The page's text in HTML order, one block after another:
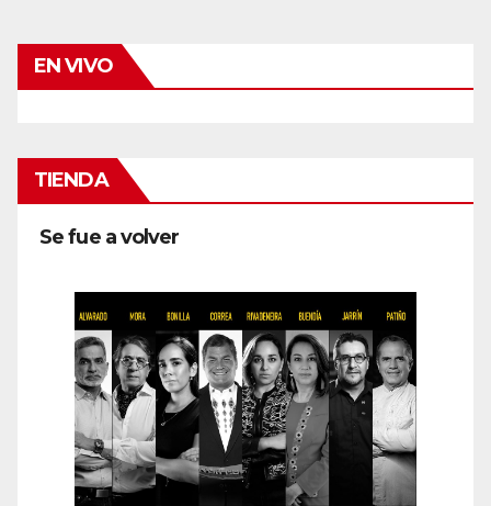
EN VIVO
TIENDA
Se fue a volver